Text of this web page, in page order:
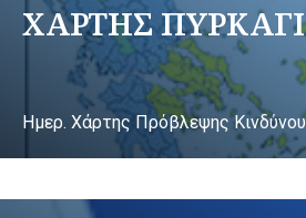
ΧΑΡΤΗΣ
Ημερ. Χάρτης Πρόβλεψης